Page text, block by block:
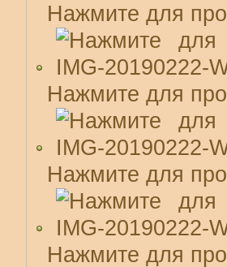
Нажмите для
Нажмите для
Нажмите для
Нажмите для